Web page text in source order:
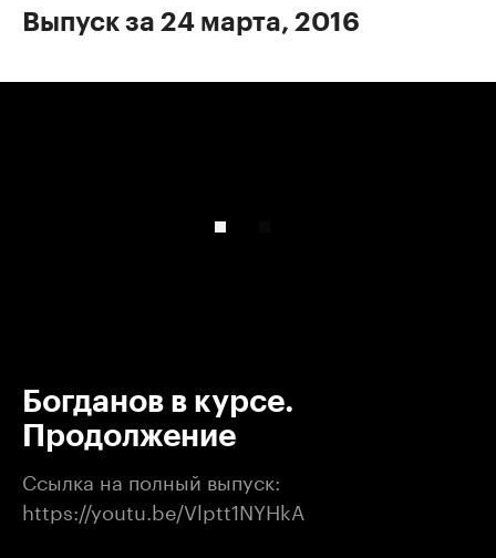
Выпуск за 24 марта, 2016
Богданов в курсе.
Продолжение
Ссылка на полный выпуск:
https://youtu.be/Vlptt1NYHkA